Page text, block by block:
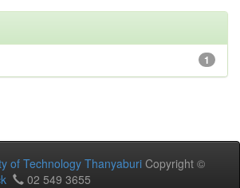
1
of Technology Thanyaburi Copyright ©
02 549 3655